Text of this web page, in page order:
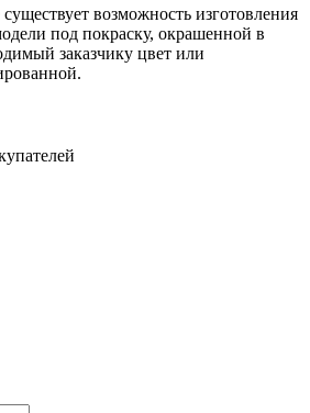
возможность изготовления
под покраску, окрашенной в
заказчику цвет или